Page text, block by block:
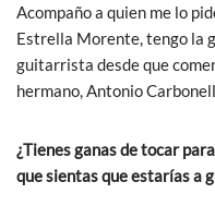
Acompaño a quien me lo
Estrella Morente, tengo la
guitarrista desde que
hermano, Antonio
¿Tienes ganas de tocar
que sientas que estarías a